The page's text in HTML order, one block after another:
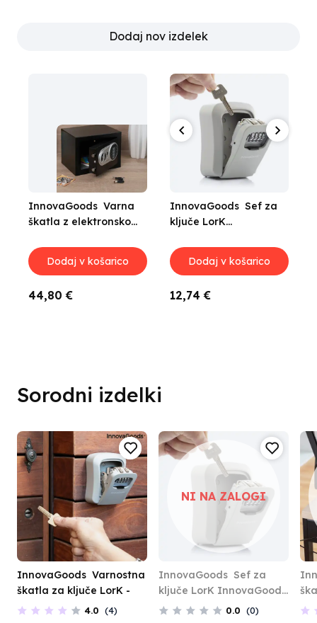
Dodaj nov izdelek
InnovaGoods Varna
škatla z elektronsko
Dodaj v košarico
44,80 €
InnovaGoods Varnost
na škatla z varnostnim
Dodaj v košarico
Že od 32,
InnovaGoods Sef za
ključe LorK
(Prenovljeni izdelki A)
Dodaj v košarico
12,74 €
Sorodni izdelki
InnovaGoods Varnostna
škatla za ključe LorK -
4.0 (4)
NI NA ZALOGI
InnovaGoods Sef za
ključe LorK InnovaGoods
(Prenovljeni izdelki A)
0.0 (0)